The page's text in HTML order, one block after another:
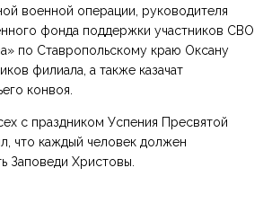
военной операции, руководителя
фонда поддержки участников СВО
по Ставропольскому краю Оксану
филиала, а также казачат
конвоя.
с праздником Успения Пресвятой
что каждый человек должен
Заповеди Христовы.